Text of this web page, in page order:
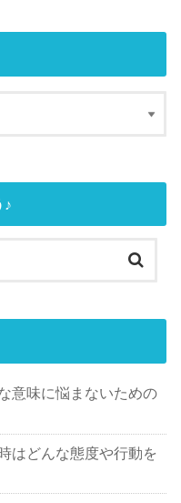
♪
意味に悩まないための
はどんな態度や行動を